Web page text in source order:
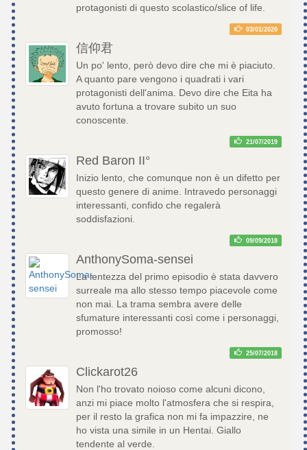
protagonisti di questo scolastico/slice of life.
03/01/2020
信仰君
Un po' lento, però devo dire che mi è piaciuto.
A quanto pare vengono i quadrati i vari
protagonisti dell'anima. Devo dire che Eita ha
avuto fortuna a trovare subito un suo
conoscente.
21/07/2019
Red Baron II°
Inizio lento, che comunque non è un difetto per
questo genere di anime. Intravedo personaggi
interessanti, confido che regalerà
soddisfazioni.
09/09/2018
AnthonySoma-sensei
La lentezza del primo episodio è stata davvero
surreale ma allo stesso tempo piacevole come
non mai. La trama sembra avere delle
sfumature interessanti così come i personaggi,
promosso!
25/07/2018
Clickarot26
Non l'ho trovato noioso come alcuni dicono,
anzi mi piace molto l'atmosfera che si respira,
per il resto la grafica non mi fa impazzire, ne
ho vista una simile in un Hentai. Giallo
tendente al verde.